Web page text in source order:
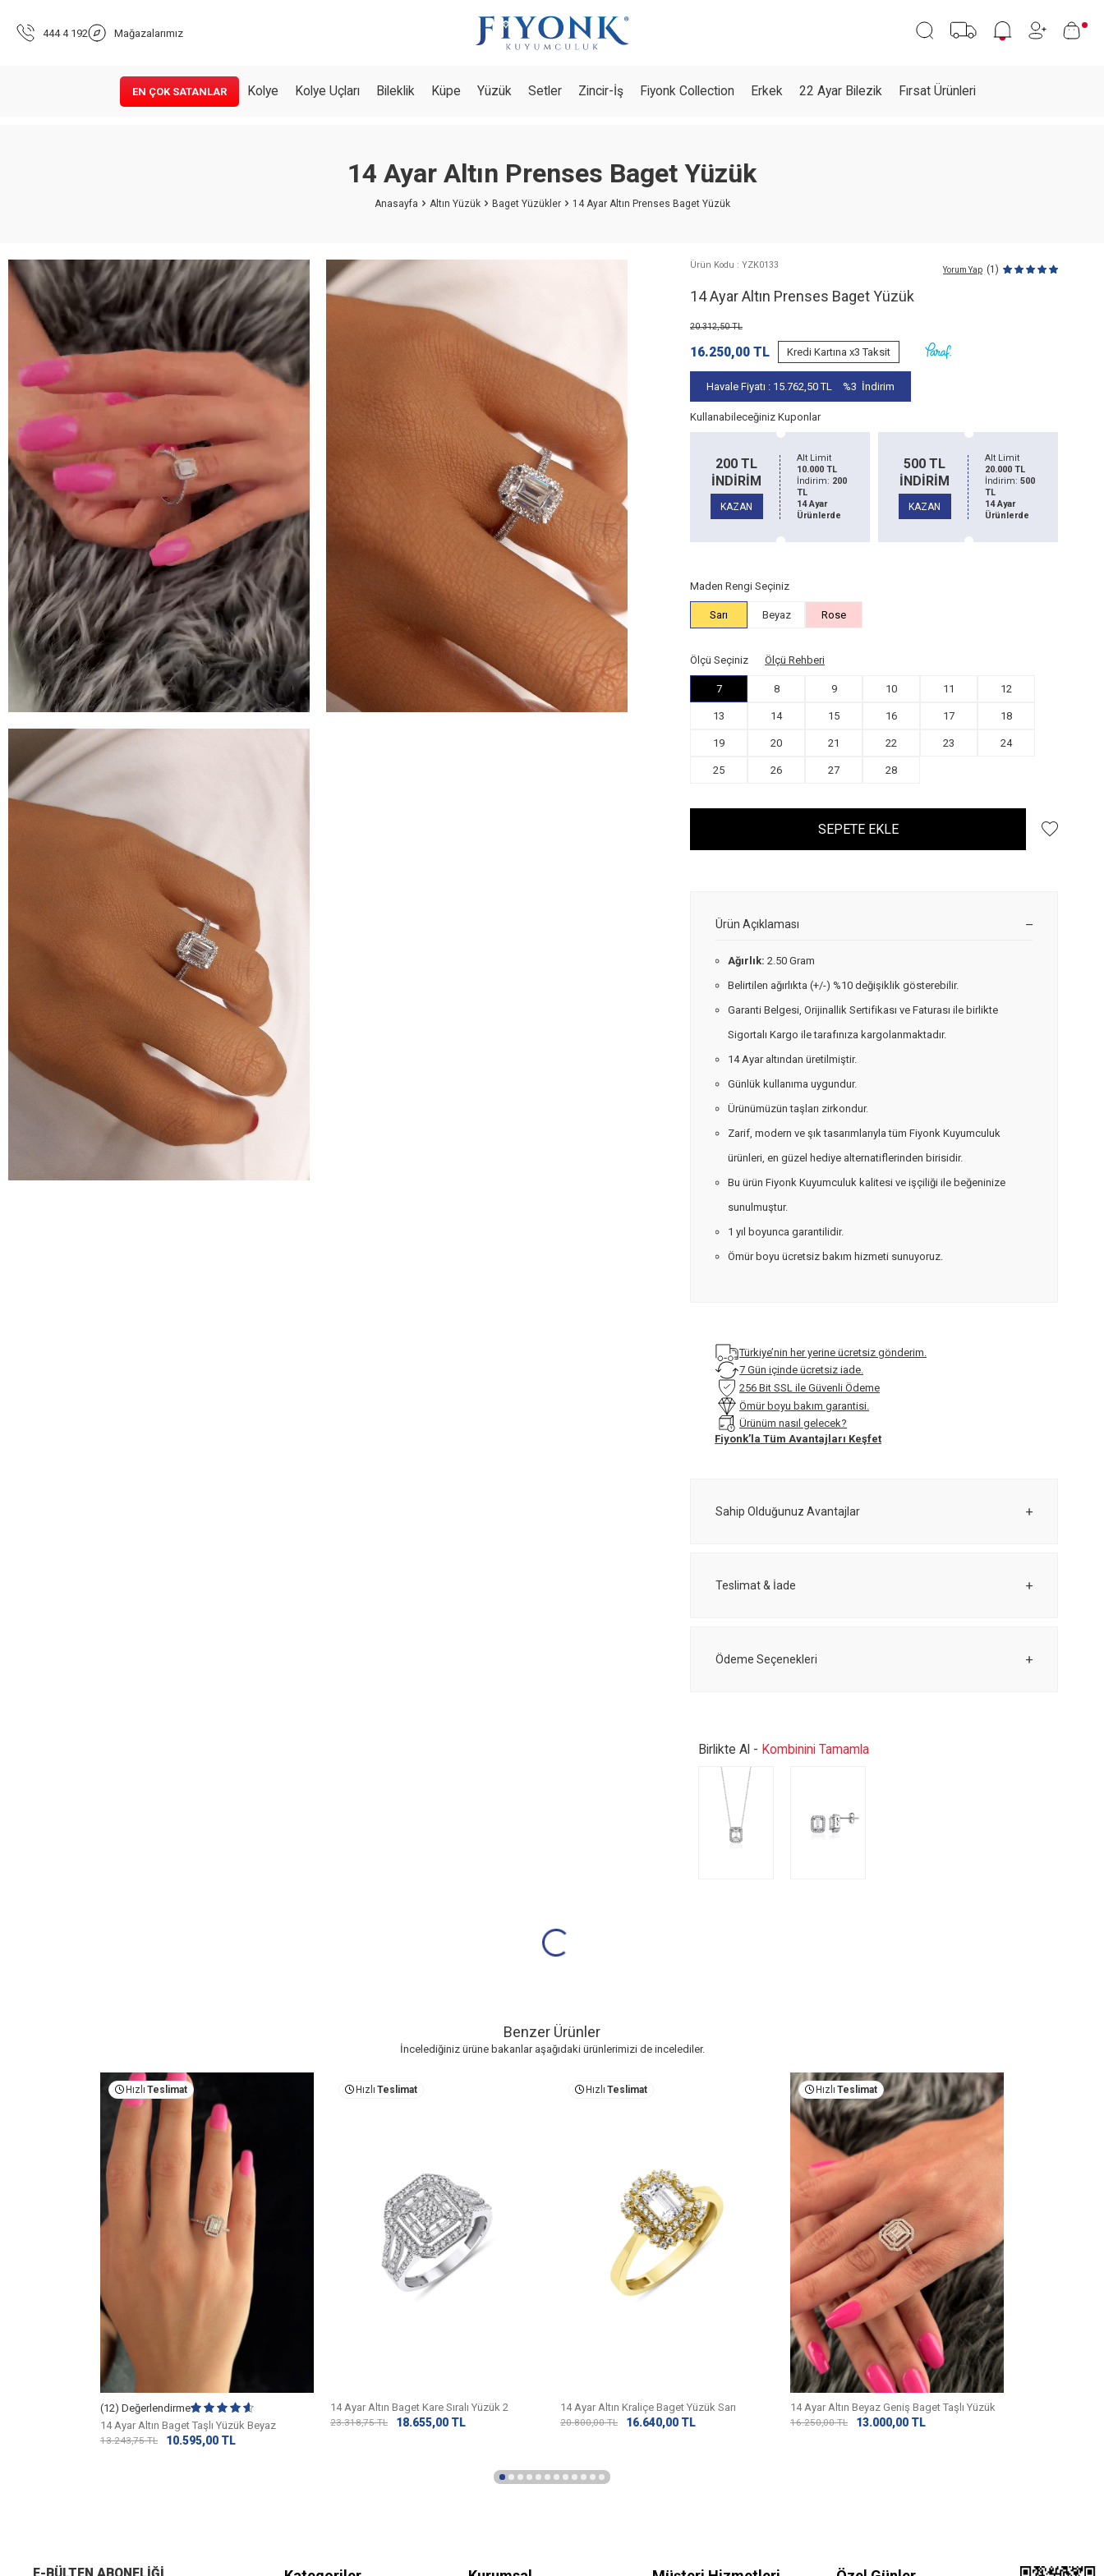
444 4 192 Mağazalarımız
EN ÇOK SATANLAR Kolye Kolye Uçları Bileklik Küpe Yüzük Setler Zincir-İş Fiyonk Collection Erkek 22 Ayar Bilezik Fırsat Ürünleri
14 Ayar Altın Prenses Baget Yüzük
Anasayfa Altın Yüzük Baget Yüzükler 14 Ayar Altın Prenses Baget Yüzük
Ürün Kodu : YZK0133 Yorum Yap (1)
14 Ayar Altın Prenses Baget Yüzük
20.312,50TL
16.250,00 TL Kredi Kartına x3 Taksit
Havale Fiyatı : 15.762,50TL %3 İndirim
Kullanabileceğiniz Kuponlar
İNDİRİM
Alt Limit5.000
İndirim:100
200 TL
İNDİRİM
KAZAN
14 Ayar
Ürünlerde
500 TL
İNDİRİM
KAZAN
Alt Limit
20.000 TL
İndirim: 500
TL
14 Ayar
Ürünlerde
1500 TL
İNDİRİM
KAZAN
Alt Limit
50.000 TL
İndirim: 1500
TL
14 Ayar
Ürünlerde
Maden Rengi Seçiniz
Sarı Beyaz Rose
Ölçü Seçiniz Ölçü Rehberi
7 8 9 10 11 12
13 14 15 16 17 18
19 20 21 22 23 24
25 26 27 28
SEPETE EKLE
Ürün Açıklaması
Ağırlık: 2.50 Gram
Belirtilen ağırlıkta (+/-) %10 değişiklik gösterebilir.
Garanti Belgesi, Orijinallik Sertifikası ve Faturası ile birlikte
Sigortalı Kargo ile tarafınıza kargolanmaktadır.
14 Ayar altından üretilmiştir.
Günlük kullanıma uygundur.
Ürünümüzün taşları zirkondur.
Zarif, modern ve şık tasarımlarıyla tüm Fiyonk Kuyumculuk
ürünleri, en güzel hediye alternatiflerinden birisidir.
Bu ürün Fiyonk Kuyumculuk kalitesi ve işçiliği ile beğeninize
sunulmuştur.
1 yıl boyunca garantilidir.
Ömür boyu ücretsiz bakım hizmeti sunuyoruz.
Türkiye’nin her yerine ücretsiz gönderim.
7 Gün içinde ücretsiz iade.
256 Bit SSL ile Güvenli Ödeme
Ömür boyu bakım garantisi.
Ürünüm nasıl gelecek?
Fiyonk’la Tüm Avantajları Keşfet
Sahip Olduğunuz Avantajlar
Teslimat & İade
Ödeme Seçenekleri
Birlikte Al - Kombinini Tamamla
Benzer Ürünler
İncelediğiniz ürüne bakanlar aşağıdaki ürünlerimizi de incelediler.
Hızlı Teslimat
(12) Değerlendirme
14 Ayar Altın Baget Taşlı Yüzük Beyaz
13.243,75TL 10.595,00 TL
Hızlı Teslimat
14 Ayar Altın Baget Kare Sıralı Yüzük 2
23.318,75TL 18.655,00 TL
Hızlı Teslimat
14 Ayar Altın Kraliçe Baget Yüzük Sarı
20.800,00TL 16.640,00 TL
Hızlı Teslimat
14 Ayar Altın Beyaz Geniş Baget Taşlı Yüzük
16.250,00TL 13.000,00 TL